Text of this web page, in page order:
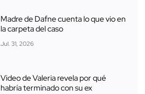
Madre de Dafne cuenta lo que vio en
la carpeta del caso
Jul. 31, 2026
Video de Valeria revela por qué
habría terminado con su ex